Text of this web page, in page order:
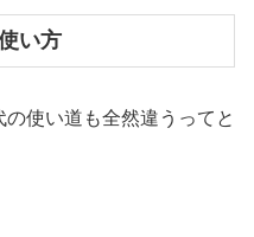
い方
使い道も全然違うってと